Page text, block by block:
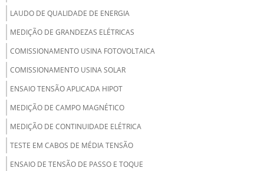
LAUDO DE QUALIDADE DE ENERGIA
MEDIÇÃO DE GRANDEZAS ELÉTRICAS
COMISSIONAMENTO USINA FOTOVOLTAICA
COMISSIONAMENTO USINA SOLAR
ENSAIO TENSÃO APLICADA HIPOT
MEDIÇÃO DE CAMPO MAGNÉTICO
MEDIÇÃO DE CONTINUIDADE ELÉTRICA
TESTE EM CABOS DE MÉDIA TENSÃO
ENSAIO DE TENSÃO DE PASSO E TOQUE